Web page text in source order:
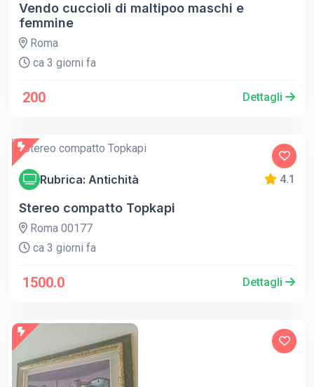
Vendo cuccioli di maltipoo maschi e
femmine
Roma
ca 3 giorni fa
200 Dettagli
Rubrica: Antichità 4.1
Stereo compatto Topkapi
Roma 00177
ca 3 giorni fa
1500.0 Dettagli